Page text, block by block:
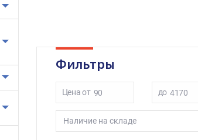
Фильтры
Цена от до
Наличие на складе